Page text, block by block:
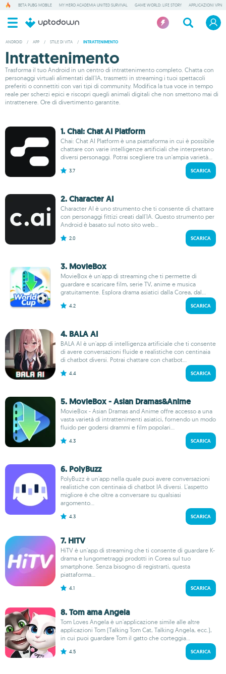
BETA PUBG MOBILE MY HERO ACADEMIA UNITED SURVIVAL GAME WORLD: LIFE STORY APPLICAZIONI VPN
ANDROID / APP / STILE DI VITA / INTRATTENIMENTO
Intrattenimento
Trasforma il tuo Android in un centro di intrattenimento completo. Chatta con
personaggi virtuali alimentati dall'IA, trasmetti in streaming i tuoi spettacoli
preferiti o connettiti con vari tipi di community. Modifica la tua voce in tempo
reale per scherzi epici e riscopri quegli animali digitali che non smettono mai di
intrattenere. Ore di divertimento garantite.
1. Chai: Chat AI Platform
Chai: Chat AI Platform è una piattaforma in cui è possibile
chattare con varie intelligenze artificiali che interpretano
diversi personaggi. Potrai scegliere tra un'ampia varietà...
3.7 SCARICA
2. Character AI
Character AI è uno strumento che ti consente di chattare
con personaggi fittizi creati dall'IA. Questo strumento per
Android è basato sul noto sito web...
2.0 SCARICA
3. MovieBox
MovieBox è un'app di streaming che ti permette di
guardare e scaricare film, serie TV, anime e musica
gratuitamente. Esplora drama asiatici dalla Corea, dal...
4.2 SCARICA
4. BALA AI
BALA AI è un'app di intelligenza artificiale che ti consente
di avere conversazioni fluide e realistiche con centinaia
di chatbot diversi. Potrai chattare con chatbot...
4.4 SCARICA
5. MovieBox - Asian Dramas&Anime
MovieBox - Asian Dramas and Anime offre accesso a una
vasta varietà di intrattenimenti asiatici, fornendo un modo
fluido per godersi drammi e film popolari...
4.3 SCARICA
6. PolyBuzz
PolyBuzz è un'app nella quale puoi avere conversazioni
realistiche con centinaia di chatbot IA diversi. L'aspetto
migliore è che oltre a conversare su qualsiasi
argomento...
4.3 SCARICA
7. HiTV
HiTV è un'app di streaming che ti consente di guardare K-
drama e lungometraggi prodotti in Corea sul tuo
smartphone. Senza bisogno di registrarti, questa
piattaforma...
4.1 SCARICA
8. Tom ama Angela
Tom Loves Angela è un'applicazione simile alle altre
applicazioni Tom (Talking Tom Cat, Talking Angela, ecc.),
in cui puoi guardare Tom il gatto che corteggia...
4.5 SCARICA